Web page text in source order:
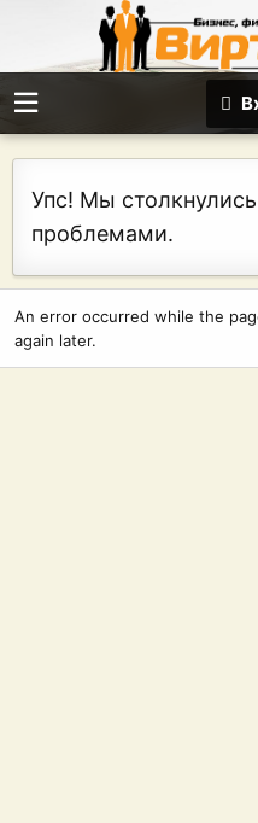
Упс! Мы
проблемами.
An error occurred while the
again later.